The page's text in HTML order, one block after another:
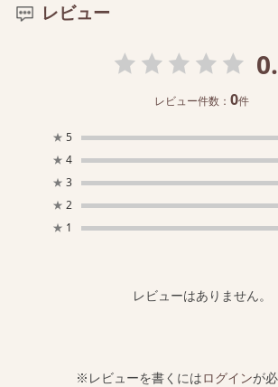
レビュー
レビュー件数：0件
★ 5
★ 4
★ 3
★ 2
★ 1
レビューはありません。
※レビューを書くにはログインが